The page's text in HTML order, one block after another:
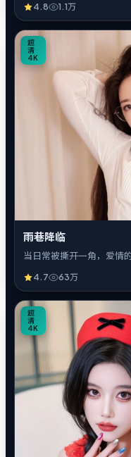
4.8 1.1万
超
清
4K
雨巷降临
当日常被撕开一角，爱情
4.7 63万
超
清
4K